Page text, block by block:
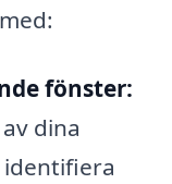
fönster:
dina